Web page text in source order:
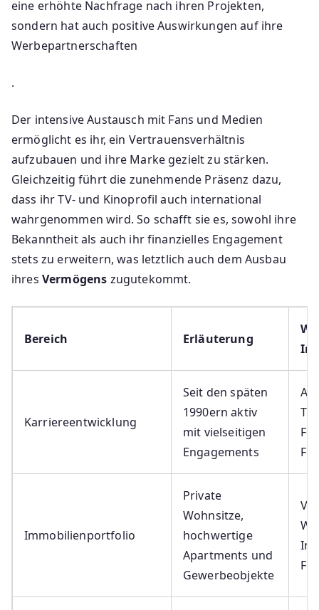
eine erhöhte Nachfrage nach ihren Projekten,
sondern hat auch positive Auswirkungen auf ihre
Werbepartnerschaften
.
Der intensive Austausch mit Fans und Medien
ermöglicht es ihr, ein Vertrauensverhältnis
aufzubauen und ihre Marke gezielt zu stärken.
Gleichzeitig führt die zunehmende Präsenz dazu,
dass ihr TV- und Kinoprofil auch international
wahrgenommen wird. So schafft sie es, sowohl ihre
Bekanntheit als auch ihr finanzielles Engagement
stets zu erweitern, was letztlich auch dem Ausbau
ihres Vermögens zugutekommt.
Bereich Erläuterung
Karriereentwicklung
Seit den späten
1990ern aktiv
mit vielseitigen
Engagements
Immobilienportfolio
Private
Wohnsitze,
hochwertige
Apartments und
Gewerbeobjekte